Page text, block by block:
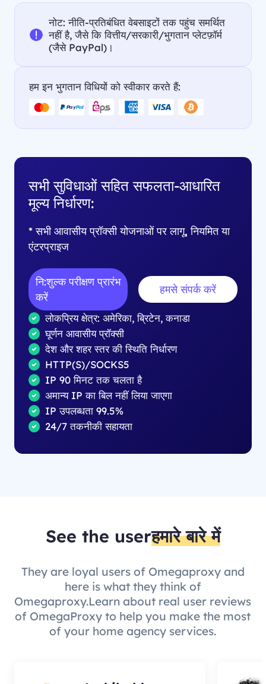
नोट: नीति-प्रतिबंधित वेबसाइटों तक पहुंच समर्थित
नहीं है, जैसे कि वित्तीय/सरकारी/भुगतान प्लेटफ़ॉर्म
(जैसे PayPal)।
हम इन भुगतान विधियों को स्वीकार करते हैं:
सभी सुविधाओं सहित सफलता-आधारित
मूल्य निर्धारण:
* सभी आवासीय प्रॉक्सी योजनाओं पर लागू, नियमित या
एंटरप्राइज
नि:शुल्क परीक्षण प्रारंभ
करें
हमसे संपर्क करें
लोकप्रिय क्षेत्र: अमेरिका, ब्रिटेन, कनाडा
घूर्णन आवासीय प्रॉक्सी
देश और शहर स्तर की स्थिति निर्धारण
HTTP(S)/SOCKS5
IP 90 मिनट तक चलता है
अमान्य IP का बिल नहीं लिया जाएगा
IP उपलब्धता 99.5%
24/7 तकनीकी सहायता
See the userहमारे बारे में
They are loyal users of Omegaproxy and
here is what they think of
Omegaproxy.Learn about real user reviews
of OmegaProxy to help you make the most
of your home agency services.